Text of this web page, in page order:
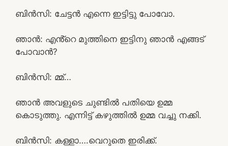
ബിൻസി: ചേട്ടൻ എന്നെ ഇട്ടിട്ടു പോവോ.
ഞാൻ: എൻ്റെ മുത്തിനെ ഇട്ടിനു ഞാൻ എങ്ങട്
പോവാൻ?
ബിൻസി: മ്മ്…
ഞാൻ അവളുടെ ചുണ്ടിൽ പതിയെ ഉമ്മ
കൊടുത്തു. എന്നിട്ട് കഴുത്തിൽ ഉമ്മ വച്ചു നക്കി.
ബിൻസി: കള്ളാ….വെറുതെ ഇരിക്ക്.